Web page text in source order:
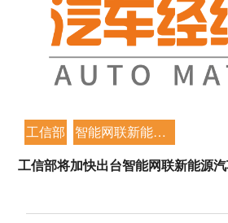
工信部 智能网联新能源汽车产业
工信部将加快出台智能网联新能源